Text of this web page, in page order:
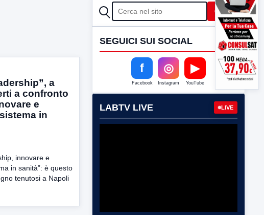
a
a confronto
e
in
innovare e
in sanità”: è questo
tenutosi a Napoli
CERCA Cerca
SEGUICI SUI SOCIAL
f
Facebook
◎
Instagram
▶
YouTube
LABTV LIVE LIVE